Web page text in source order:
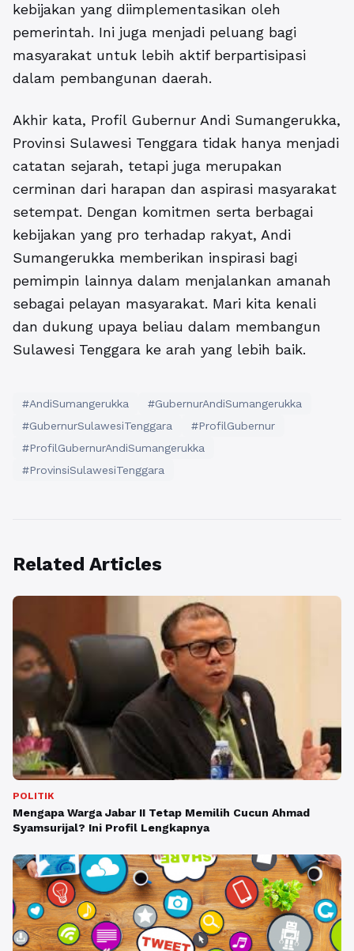
kebijakan yang diimplementasikan oleh
pemerintah. Ini juga menjadi peluang bagi
masyarakat untuk lebih aktif berpartisipasi
dalam pembangunan daerah.
Akhir kata, Profil Gubernur Andi Sumangerukka,
Provinsi Sulawesi Tenggara tidak hanya menjadi
catatan sejarah, tetapi juga merupakan
cerminan dari harapan dan aspirasi masyarakat
setempat. Dengan komitmen serta berbagai
kebijakan yang pro terhadap rakyat, Andi
Sumangerukka memberikan inspirasi bagi
pemimpin lainnya dalam menjalankan amanah
sebagai pelayan masyarakat. Mari kita kenali
dan dukung upaya beliau dalam membangun
Sulawesi Tenggara ke arah yang lebih baik.
#AndiSumangerukka
#GubernurAndiSumangerukka
#GubernurSulawesiTenggara
#ProfilGubernur
#ProfilGubernurAndiSumangerukka
#ProvinsiSulawesiTenggara
Related Articles
POLITIK
Mengapa Warga Jabar II Tetap Memilih Cucun Ahmad
Syamsurijal? Ini Profil Lengkapnya